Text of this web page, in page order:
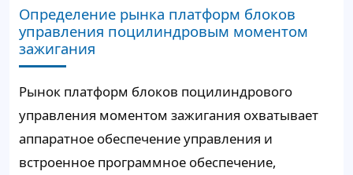
Определение рынка платформ блоков
управления поцилиндровым моментом
зажигания
Рынок платформ блоков поцилиндрового
управления моментом зажигания охватывает
аппаратное обеспечение управления и
встроенное программное обеспечение,